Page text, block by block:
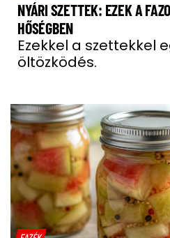
NYÁRI SZETTEK: EZEK A
HŐSÉGBEN
Ezekkel a szettekkel
öltözködés.